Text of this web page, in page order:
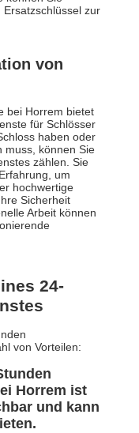
zur
von
bei Horrem bietet
für Schlösser
haben oder
muss, können Sie
zählen. Sie
um
hochwertige
Sicherheit
Arbeit können
24-
von Vorteilen:
Horrem ist
und kann